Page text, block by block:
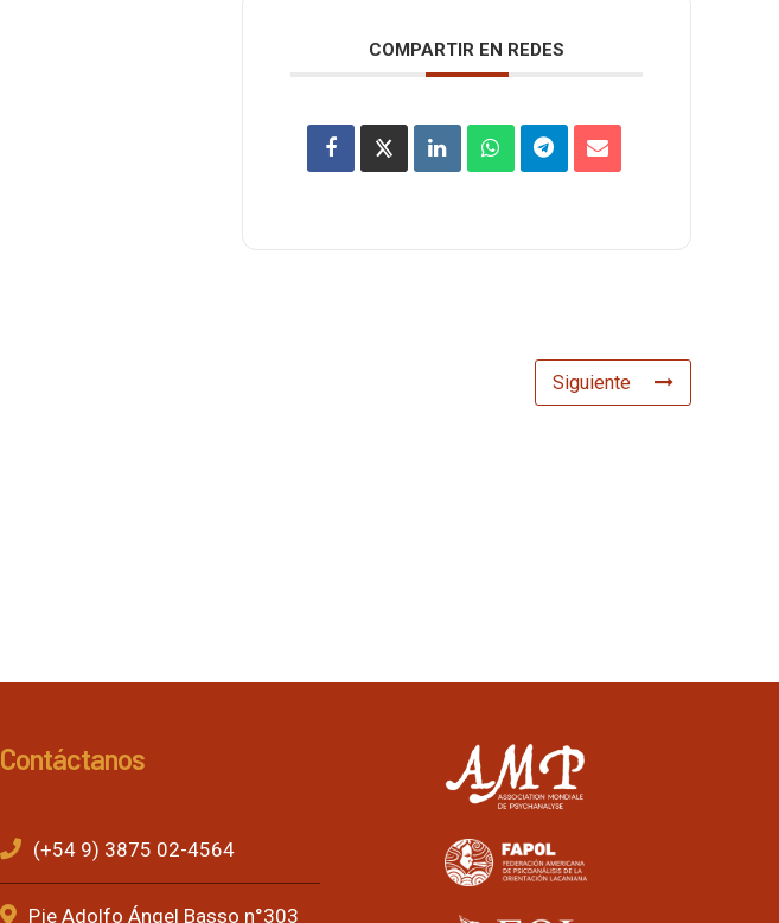
COMPARTIR EN REDES
Siguiente
Contáctanos
(+54 9) 3875 02-4564
Pje Adolfo Ángel Basso n°303